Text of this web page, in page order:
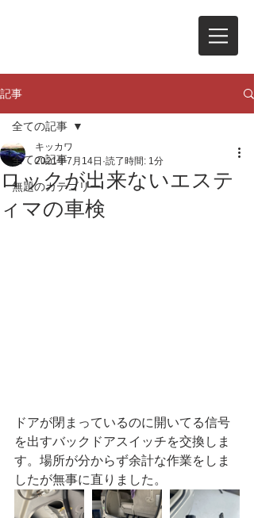
記事
全ての記事
無題のカテゴリー
全ての記事
ロックが出来ないエステ
ィマの車検
キッカワ
2021年7月14日 読了時間: 1分
ドアが閉まっているのに開いてる信号
を出すバックドアスイッチを交換しま
す。場所が分からず余計な作業をしま
したが無事に直りました。